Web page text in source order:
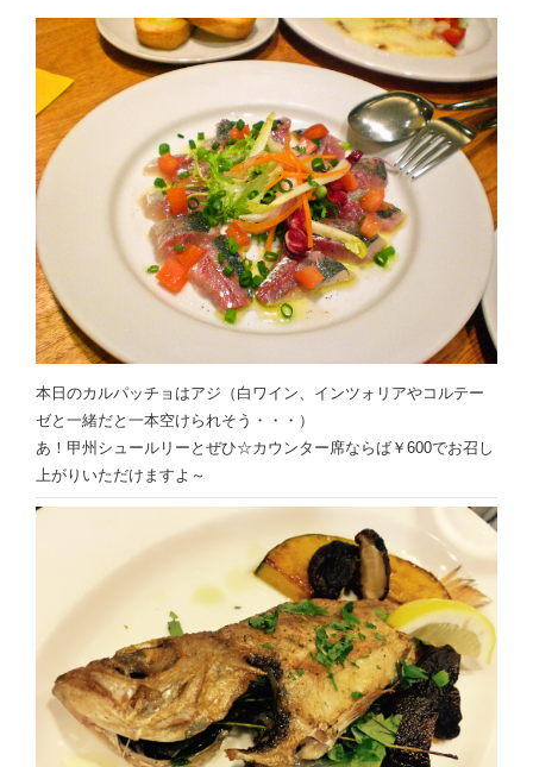
本日のカルパッチョはアジ（白ワイン、インツォリアやコルテー
ゼと一緒だと一本空けられそう・・・）
あ！甲州シュールリーとぜひ☆カウンター席ならば￥600でお召し
上がりいただけますよ～